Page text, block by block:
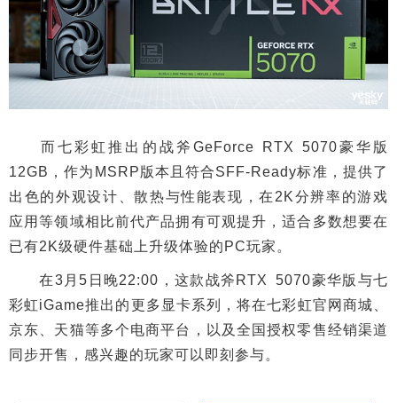
而七彩虹推出的战斧GeForce RTX 5070豪华版
12GB，作为MSRP版本且符合SFF-Ready标准，提供了
出色的外观设计、散热与性能表现，在2K分辨率的游戏
应用等领域相比前代产品拥有可观提升，适合多数想要在
已有2K级硬件基础上升级体验的PC玩家。
在3月5日晚22:00，这款战斧RTX 5070豪华版与七
彩虹iGame推出的更多显卡系列，将在七彩虹官网商城、
京东、天猫等多个电商平台，以及全国授权零售经销渠道
同步开售，感兴趣的玩家可以即刻参与。